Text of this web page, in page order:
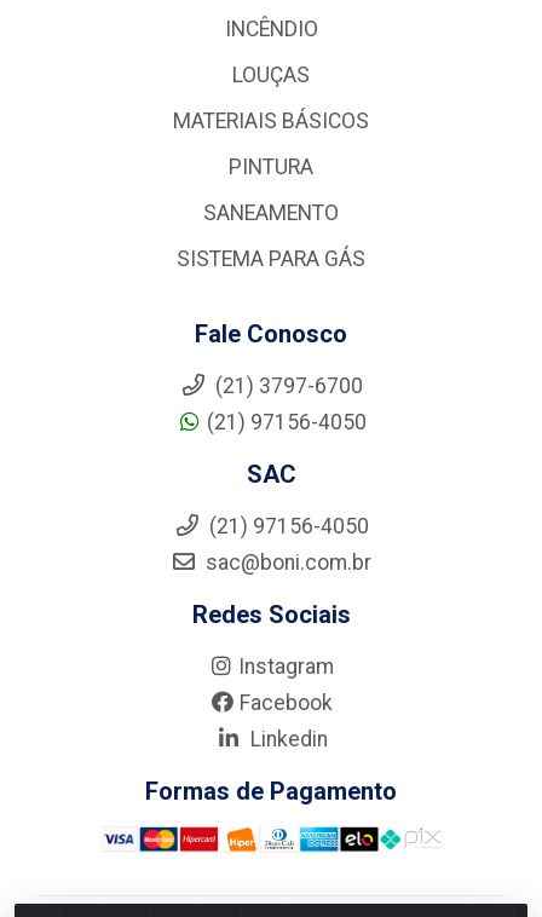
INCÊNDIO
LOUÇAS
MATERIAIS BÁSICOS
PINTURA
SANEAMENTO
SISTEMA PARA GÁS
Fale Conosco
(21) 3797-6700
(21) 97156-4050
SAC
(21) 97156-4050
sac@boni.com.br
Redes Sociais
Instagram
Facebook
Linkedin
Formas de Pagamento